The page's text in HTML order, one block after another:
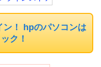
ン！ hpのパソコンは
ク！